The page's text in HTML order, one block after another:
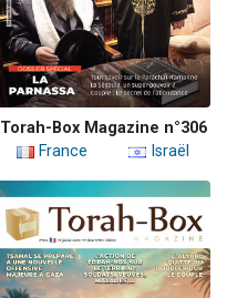
Torah-Box Magazine n°306
France
Israël